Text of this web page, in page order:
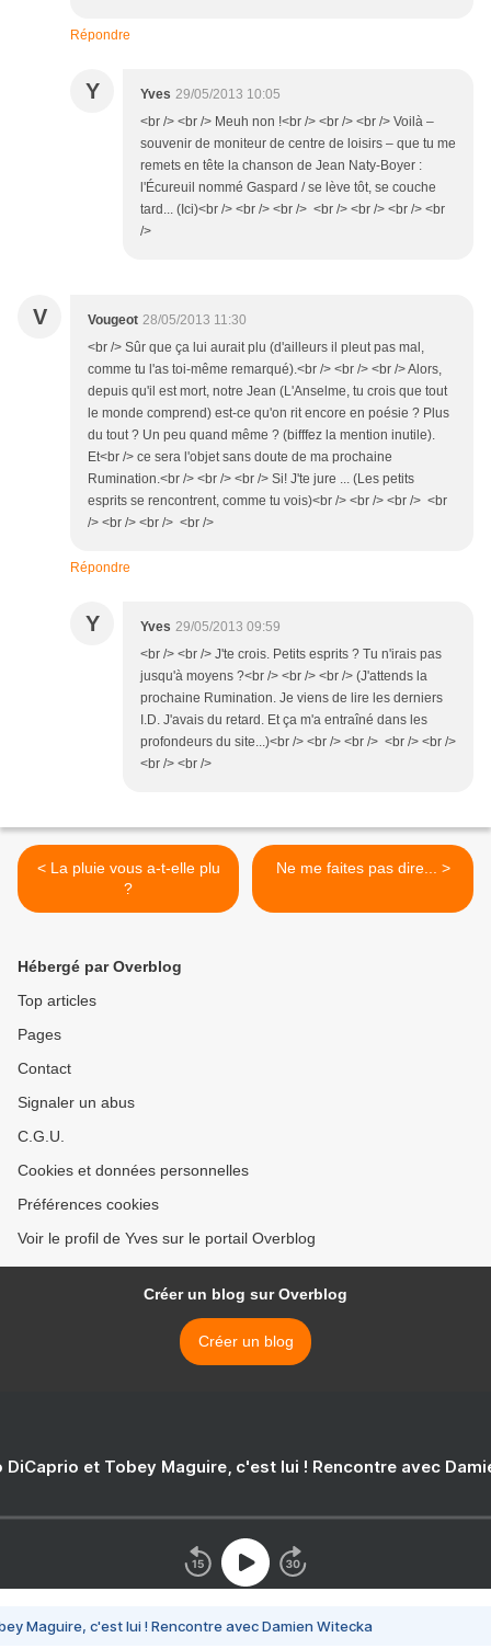
Répondre
Y Yves 29/05/2013 10:05
<br /> <br /> Meuh non !<br /> <br /> <br /> Voilà –
souvenir de moniteur de centre de loisirs – que tu me
remets en tête la chanson de Jean Naty-Boyer :
l'Écureuil nommé Gaspard / se lève tôt, se couche
tard... (Ici)<br /> <br /> <br /> <br /> <br /> <br /> <br
/>
V Vougeot 28/05/2013 11:30
<br /> Sûr que ça lui aurait plu (d'ailleurs il pleut pas mal,
comme tu l'as toi-même remarqué).<br /> <br /> <br /> Alors,
depuis qu'il est mort, notre Jean (L'Anselme, tu crois que tout
le monde comprend) est-ce qu'on rit encore en poésie ? Plus
du tout ? Un peu quand même ? (bifffez la mention inutile).
Et<br /> ce sera l'objet sans doute de ma prochaine
Rumination.<br /> <br /> <br /> Si! J'te jure ... (Les petits
esprits se rencontrent, comme tu vois)<br /> <br /> <br /> <br
/> <br /> <br /> <br />
Répondre
Y Yves 29/05/2013 09:59
<br /> <br /> J'te crois. Petits esprits ? Tu n'irais pas
jusqu'à moyens ?<br /> <br /> <br /> (J'attends la
prochaine Rumination. Je viens de lire les derniers
I.D. J'avais du retard. Et ça m'a entraîné dans les
profondeurs du site...)<br /> <br /> <br /> <br /> <br />
<br /> <br />
< La pluie vous a-t-elle plu
?
Ne me faites pas dire... >
Hébergé par Overblog
Top articles
Pages
Contact
Signaler un abus
C.G.U.
Cookies et données personnelles
Préférences cookies
Voir le profil de Yves sur le portail Overblog
Créer un blog sur Overblog
Créer un blog
DiCaprio et Tobey Maguire, c'est lui ! Rencontre avec
Maguire, c'est lui ! Rencontre avec Damien Witecka